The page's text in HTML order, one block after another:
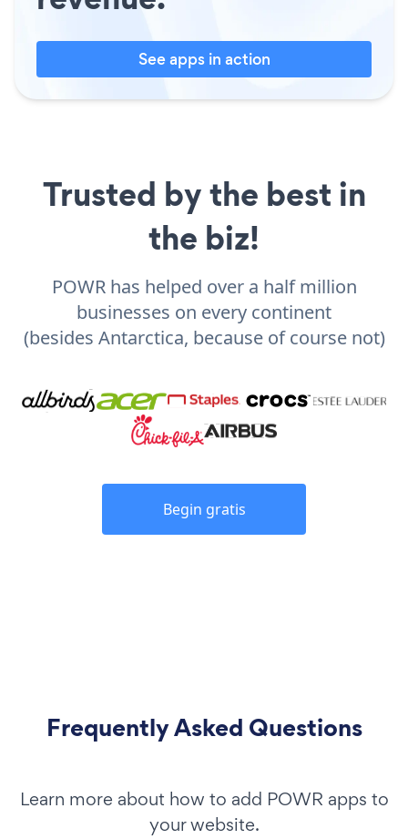
See apps in action
Trusted by the best in
the biz!
POWR has helped over a half million
businesses on every continent
(besides Antarctica, because of course not)
Begin gratis
Frequently Asked Questions
Learn more about how to add POWR apps to
your website.